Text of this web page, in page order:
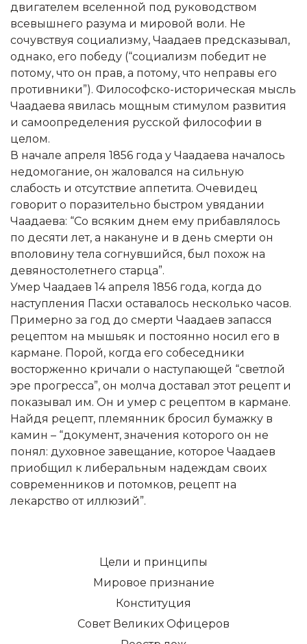
двигателем вселенной под руководством
всевышнего разума и мировой воли. Не
сочувствуя социализму, Чаадаев предсказывал,
однако, его победу (“социализм победит не
потому, что он прав, а потому, что неправы его
противники”). Философско-историческая мысль
Чаадаева явилась мощным стимулом развития
и самоопределения русской философии в
целом.
В начале апреля 1856 года у Чаадаева началось
недомогание, он жаловался на сильную
слабость и отсутствие аппетита. Очевидец
говорит о поразительно быстром увядании
Чаадаева: “Со всяким днем ему прибавлялось
по десяти лет, а накануне и в день смерти он
вполовину тела согнувшийся, был похож на
девяностолетнего старца”.
Умер Чаадаев 14 апреля 1856 года, когда до
наступления Пасхи оставалось несколько часов.
Примерно за год до смерти Чаадаев запасся
рецептом на мышьяк и постоянно носил его в
кармане. Порой, когда его собеседники
восторженно кричали о наступающей “светлой
эре прогресса”, он молча доставал этот рецепт и
показывал им. Он и умер с рецептом в кармане.
Найдя рецепт, племянник бросил бумажку в
камин – “документ, значения которого он не
понял: духовное завещание, которое Чаадаев
приобщил к либеральным надеждам своих
современников и потомков, рецепт на
лекарство от иллюзий”.
Цели и принципы
Мировое признание
Конституция
Совет Великих Офицеров